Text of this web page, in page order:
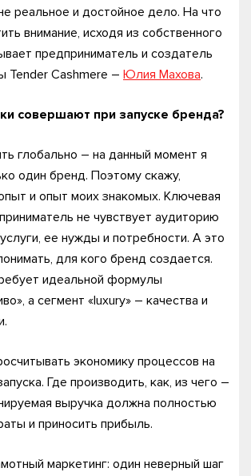
реальное и достойное дело. На что
внимание, исходя из собственного
предприниматель и создатель
Tender Cashmere – Юлия Махова.
совершают при запуске бренда?
глобально – на данный момент я
один бренд. Поэтому скажу,
и опыт моих знакомых. Ключевая
не чувствует аудиторию
ее нужды и потребности. А это
для кого бренд создается.
идеальной формулы
а сегмент «luxury» – качества и
экономику процессов на
Где производить, как, из чего –
выручка должна полностью
и приносить прибыль.
маркетинг: один неверный шаг